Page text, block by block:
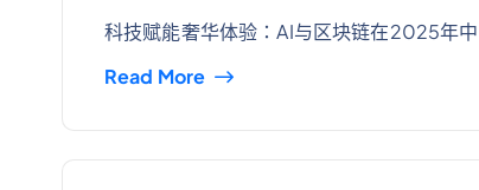
科技赋能奢华体验：AI与区块链在2025年
Read More